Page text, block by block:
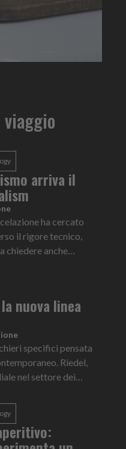
arriva il
ha cercato
il rigore tecnico,
chiedere anche
nuova linea
specifici pensata
Riedel,
nel settore dei
del vetro e presenta